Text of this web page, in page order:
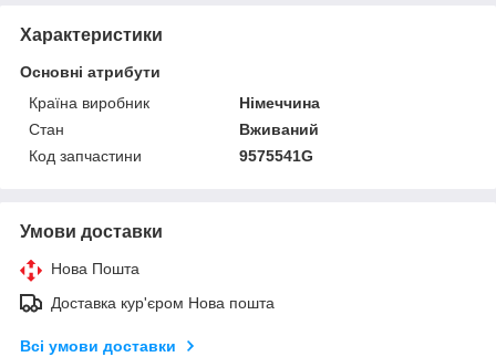
Характеристики
Основні атрибути
Країна виробник
Німеччина
Стан
Вживаний
Код запчастини
9575541G
Умови доставки
Нова Пошта
Доставка кур'єром Нова пошта
Всі умови доставки